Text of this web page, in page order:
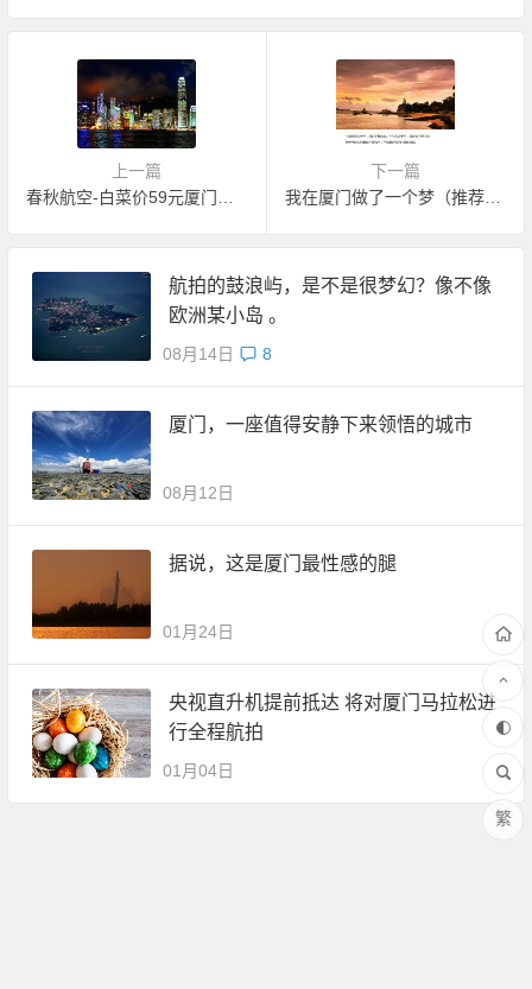
上一篇
春秋航空-白菜价59元厦门飞香港
下一篇
我在厦门做了一个梦（推荐阅读）
航拍的鼓浪屿，是不是很梦幻？像不像
欧洲某小岛 。
08月14日 8
厦门，一座值得安静下来领悟的城市
08月12日
据说，这是厦门最性感的腿
01月24日
央视直升机提前抵达 将对厦门马拉松进
行全程航拍
01月04日
繁